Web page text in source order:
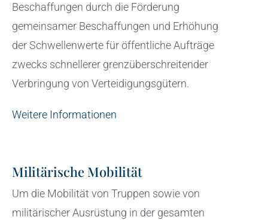
Beschaffungen durch die Förderung
gemeinsamer Beschaffungen und Erhöhung
der Schwellenwerte für öffentliche Aufträge
zwecks schnellerer grenzüberschreitender
Verbringung von Verteidigungsgütern.
Weitere Informationen
Militärische Mobilität
Um die Mobilität von Truppen sowie von
militärischer Ausrüstung in der gesamten